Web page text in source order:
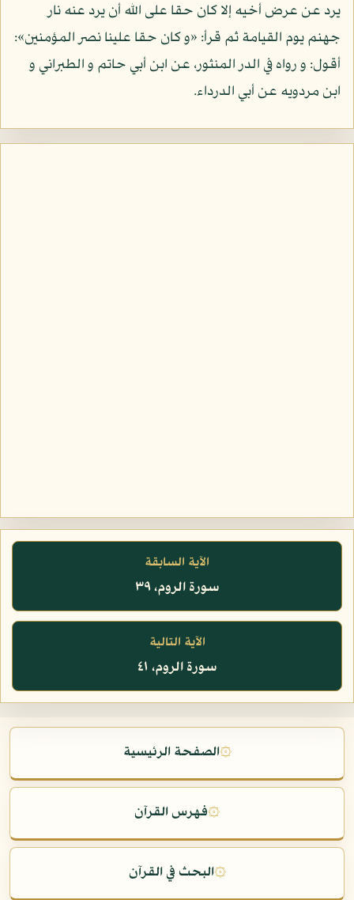
يرد عن عرض أخيه إلا كان حقا على الله أن يرد عنه نار
جهنم يوم القيامة ثم قرأ: «و كان حقا علينا نصر المؤمنين»:
أقول: و رواه في الدر المنثور، عن ابن أبي حاتم و الطبراني و
ابن مردويه عن أبي الدرداء.
الآية السابقة
سورة الروم، ٣٩
الآية التالية
سورة الروم، ٤١
۞الصفحة الرئيسية
۞فهرس القرآن
۞البحث في القرآن